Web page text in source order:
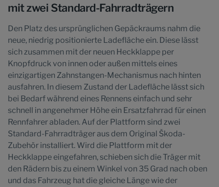
mit zwei Standard-Fahrradträgern
Den Platz des ursprünglichen Gepäckraums nahm die
neue, niedrig positionierte Ladefläche ein. Diese lässt
sich zusammen mit der neuen Heckklappe per
Knopfdruck von innen oder außen mittels eines
einzigartigen Zahnstangen-Mechanismus nach hinten
ausfahren. In diesem Zustand der Ladefläche lässt sich
bei Bedarf während eines Rennens einfach und sehr
schnell in angenehmer Höhe ein Ersatzfahrrad für einen
Rennfahrer abladen. Auf der Plattform sind zwei
Standard-Fahrradträger aus dem Original Škoda-
Zubehör installiert. Wird die Plattform mit der
Heckklappe eingefahren, schieben sich die Träger mit
den Rädern bis zu einem Winkel von 35 Grad nach oben
und das Fahrzeug hat die gleiche Länge wie der